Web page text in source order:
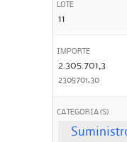
LOTE
11
IMPORTE
2.305.701,3
2305701,30
CATEGORIA(S)